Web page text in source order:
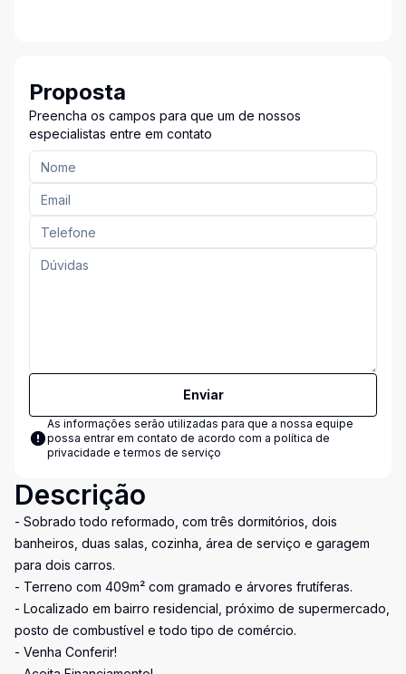
Proposta
Preencha os campos para que um de nossos
especialistas entre em contato
Enviar
As informações serão utilizadas para que a nossa equipe
possa entrar em contato de acordo com a política de
privacidade e termos de serviço
Descrição
- Sobrado todo reformado, com três dormitórios, dois
banheiros, duas salas, cozinha, área de serviço e garagem
para dois carros.
- Terreno com 409m² com gramado e árvores frutíferas.
- Localizado em bairro residencial, próximo de supermercado,
posto de combustível e todo tipo de comércio.
- Venha Conferir!